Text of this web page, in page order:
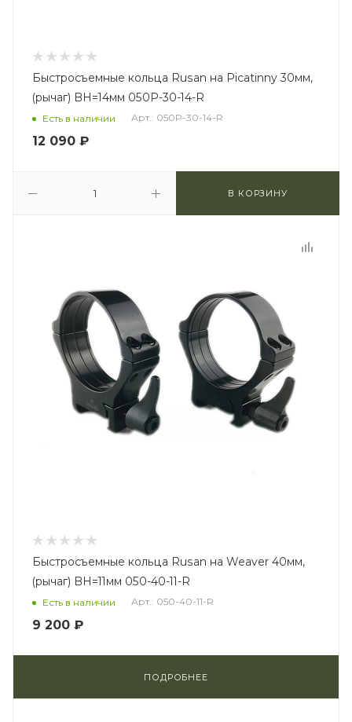
Быстросъемные кольца Rusan на Picatinny 30мм,
(рычаг) BH=14мм 050P-30-14-R
Есть в наличии Арт.: 050P-30-14-R
12 090 ₽
В КОРЗИНУ
Быстросъемные кольца Rusan на Weaver 40мм,
(рычаг) BH=11мм 050-40-11-R
Есть в наличии Арт.: 050-40-11-R
9 200 ₽
ПОДРОБНЕЕ